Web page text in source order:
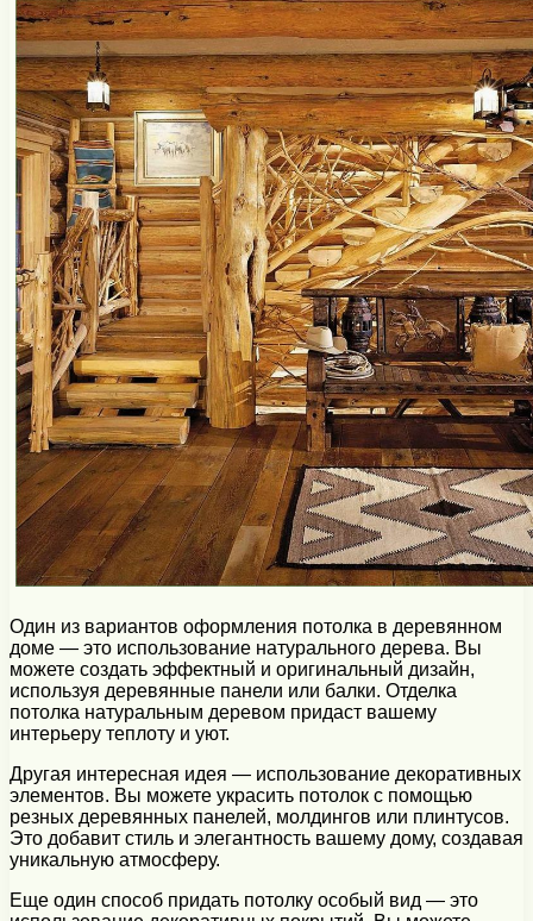
Один из вариантов оформления потолка в деревянном
доме — это использование натурального дерева. Вы
можете создать эффектный и оригинальный дизайн,
используя деревянные панели или балки. Отделка
потолка натуральным деревом придаст вашему
интерьеру теплоту и уют.
Другая интересная идея — использование декоративных
элементов. Вы можете украсить потолок с помощью
резных деревянных панелей, молдингов или плинтусов.
Это добавит стиль и элегантность вашему дому, создавая
уникальную атмосферу.
Еще один способ придать потолку особый вид — это